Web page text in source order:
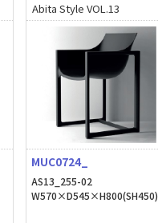
Abita Style VOL.13
MUC0724_
AS13_255-02
W570×D545×H800(SH450)